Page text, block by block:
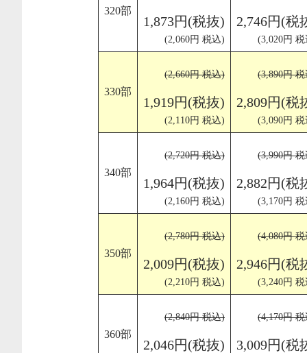
320部
1,873円(税抜)
(2,060円 税込)
2,746円(税
(3,020円
330部
(2,660円 税込)
1,919円(税抜)
(2,110円 税込)
(3,890円
2,809円(税
(3,090円
340部
(2,720円 税込)
1,964円(税抜)
(2,160円 税込)
(3,990円
2,882円(税
(3,170円
350部
(2,780円 税込)
2,009円(税抜)
(2,210円 税込)
(4,080円
2,946円(税
(3,240円
360部
(2,840円 税込)
2,046円(税抜)
(4,170円
3,009円(税